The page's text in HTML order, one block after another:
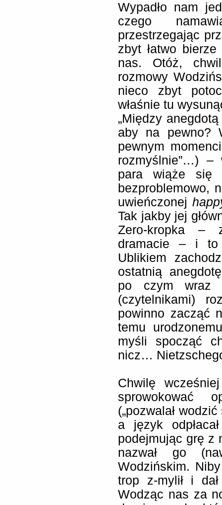
Wypadło nam
czego
przestrzegając
zbyt łatwo
nas. Otóż,
rozmowy
nieco zbyt
właśnie tu
„Między
aby na pewno?
pewnym
rozmyślnie”…) –
para wiąże się
bezproblemowo,
uwieńczonej
Tak jakby jej
Zero-kropka –
dramacie – i to
Ublikiem
ostatnią
po czym wraz
(czytelnikami)
powinno zacząć
temu
myśli spocząć
nicz…
Chwilę
sprowokować
(„pozwalał
a język
podejmując grę z
nazwał go
Wodzińskim.
trop z-mylił i
Wodząc nas za